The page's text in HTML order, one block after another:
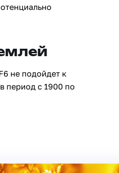
не подойдет к
период с 1900 по